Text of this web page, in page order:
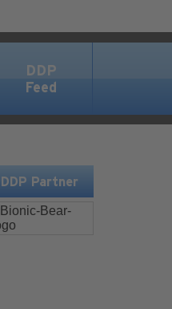
DDP
Feed
DDP Partner